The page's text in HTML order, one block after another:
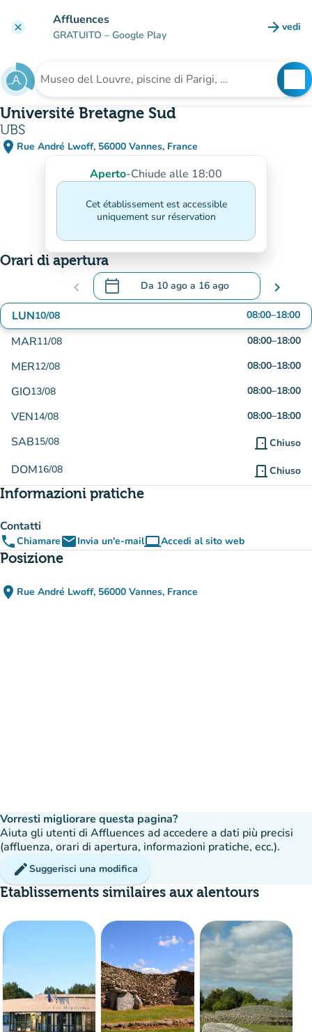
clear Affluences
GRATUITO – Google Play arrow_forward vedi
Cerca una struttura
Université Bretagne Sud
UBS
place Rue André Lwoff, 56000 Vannes, France
(apri in Google Maps)
(nuova scheda)
Aperto-Chiude alle 18:00
Cet établissement est accessible
uniquement sur réservation
Orari di apertura
chevron_left calendar_today Da 10 ago a 16 ago
.Aprire il calendario per modificare le
chevron_right
LUN10/08 08:00–18:00
MAR11/08 08:00–18:00
MER12/08 08:00–18:00
GIO13/08 08:00–18:00
VEN14/08 08:00–18:00
SAB15/08 door_front Chiuso
DOM16/08 door_front Chiuso
Informazioni pratiche
Contatti
phoneChiamareemailInvia un'e-mailcomputerAccedi al sito web
(nuova scheda)
Posizione
place Rue André Lwoff, 56000 Vannes, France
(apri in Google Maps)
(nuova scheda)
Vorresti migliorare questa pagina?
Aiuta gli utenti di Affluences ad accedere a dati più precisi
(affluenza, orari di apertura, informazioni pratiche, ecc.).
editSuggerisci una modifica
Etablissements similaires aux alentours
Affluenza :
man
man
manFluido